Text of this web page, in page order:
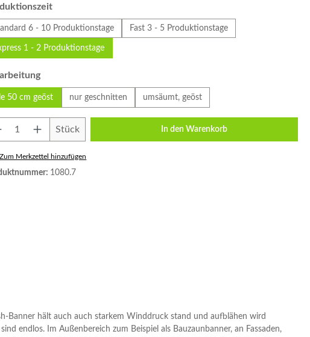
auswählen
6 - 10 Produktionstage Fast 3 - 5 Produktionstage
1 - 2 Produktionstage
auswählen
50 cm geöst nur geschnitten umsäumt, geöst
Anzahl: Gib den gewünschten Wert ein
Stück In den Warenkorb
Zum Merkzettel hinzufügen
1080.7
Banner hält auch auch starkem Winddruck stand und aufblähen wird
endlos. Im Außenbereich zum Beispiel als Bauzaunbanner, an Fassaden,